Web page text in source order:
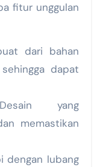
fitur unggulan
dari bahan
dapat
yang
memastikan
dengan lubang